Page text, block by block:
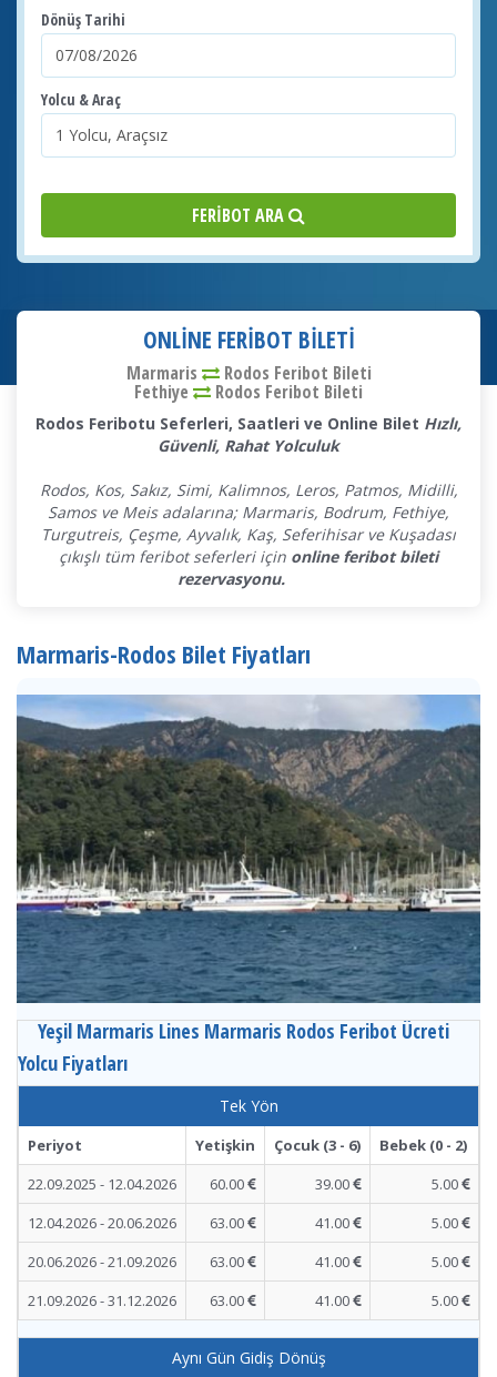
Dönüş Tarihi
Yolcu & Araç
FERIBOT ARA
ONLINE FERIBOT BILETI
Marmaris Rodos Feribot Bileti
Fethiye Rodos Feribot Bileti
Rodos Feribotu Seferleri, Saatleri ve Online Bilet Hızlı,
Güvenli, Rahat Yolculuk
Rodos, Kos, Sakız, Simi, Kalimnos, Leros, Patmos, Midilli,
Samos ve Meis adalarına; Marmaris, Bodrum, Fethiye,
Turgutreis, Çeşme, Ayvalık, Kaş, Seferihisar ve Kuşadası
çıkışlı tüm feribot seferleri için online feribot bileti
rezervasyonu.
Marmaris-Rodos Bilet Fiyatları
Yeşil Marmaris Lines Marmaris Rodos Feribot Ücreti
Yolcu Fiyatları
Tek Yön
Periyot Yetişkin Çocuk (3 - 6)
Bebek (0 - 2)
22.09.2025 - 12.04.2026
60.00 39.00
5.00
12.04.2026 - 20.06.2026
63.00 41.00
5.00
20.06.2026 - 21.09.2026
63.00 41.00
5.00
21.09.2026 - 31.12.2026
63.00 41.00 5.00
Aynı Gün Gidiş Dönüş